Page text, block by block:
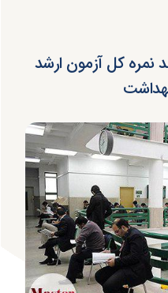
حداقل ۳۰درصد نمره کل آزمون ارشد